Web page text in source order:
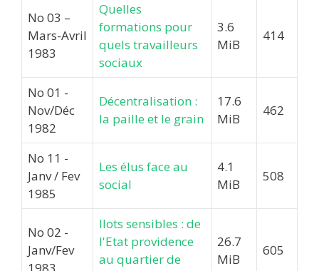
No 03 –
Mars-Avril
1983
Quelles
formations pour
quels travailleurs
sociaux
3.6
MiB
414
No 01 -
Nov/Déc
1982
Décentralisation :
la paille et le grain
17.6
MiB
462
No 11 -
Janv / Fev
1985
Les élus face au
social
4.1
MiB
508
No 02 -
Janv/Fev
Ilots sensibles : de
l'Etat providence
au quartier de
26.7
MiB
605